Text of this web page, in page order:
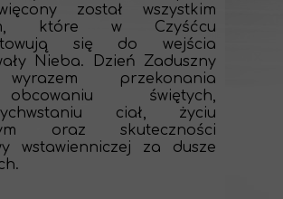
został wszystkim
które w Czyśćcu
się do wejścia
Nieba. Dzień Zaduszny
przekonania
świętych,
ciał, życiu
oraz skuteczności
wstawienniczej za dusze